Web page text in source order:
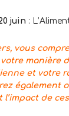
juin :
vous
manière
et votre
également
de